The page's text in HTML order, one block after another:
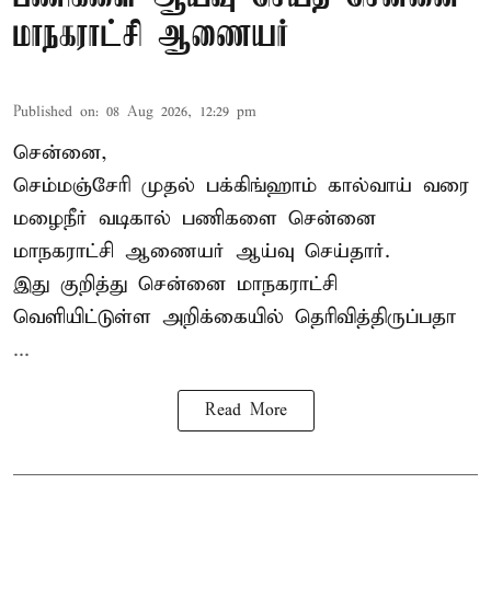
மாநகராட்சி ஆணையர்
Published on: 08 Aug 2026, 12:29 pm
சென்னை,
செம்மஞ்சேரி முதல் பக்கிங்ஹாம் கால்வாய் வரை
மழைநீர் வடிகால் பணிகளை சென்னை
மாநகராட்சி ஆணையர் ஆய்வு செய்தார்.
இது குறித்து சென்னை மாநகராட்சி
வெளியிட்டுள்ள அறிக்கையில் தெரிவித்திருப்பதா
...
Read More